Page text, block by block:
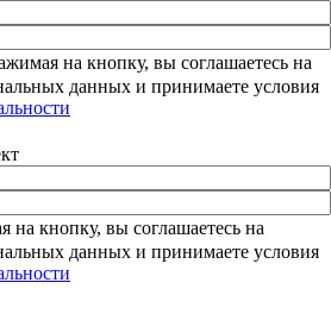
на кнопку, вы соглашаетесь на
данных и принимаете условия
на кнопку, вы соглашаетесь на
данных и принимаете условия